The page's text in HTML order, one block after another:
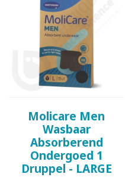
Molicare Men
Wasbaar
Absorberend
Ondergoed 1
Druppel - LARGE